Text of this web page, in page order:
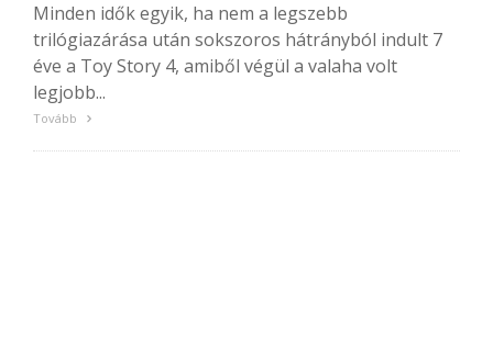
Minden idők egyik, ha nem a legszebb
trilógiazárása után sokszoros hátrányból indult 7
éve a Toy Story 4, amiből végül a valaha volt
legjobb...
Tovább